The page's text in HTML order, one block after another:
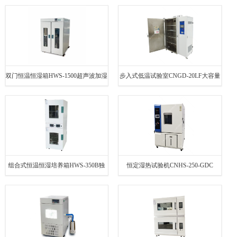
双门恒温恒湿箱HWS-1500超声波加湿 步入式低温试验室CNGD-20LF大容量
组合式恒温恒湿培养箱HWS-350B独 恒定湿热试验机CNHS-250-GDC